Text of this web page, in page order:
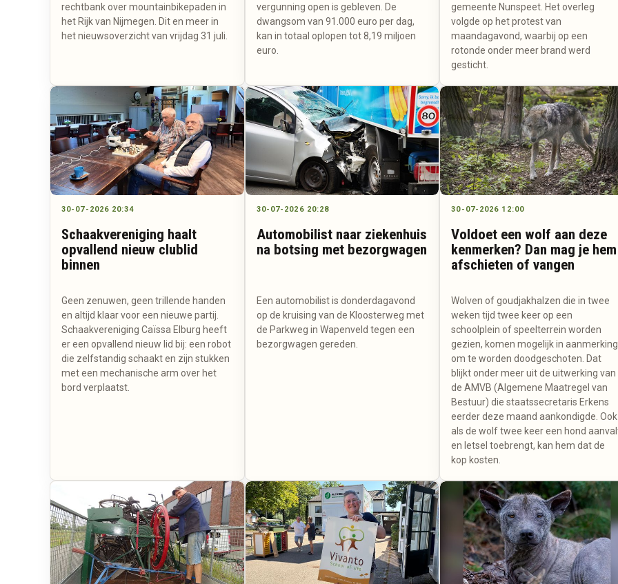
rechtbank over mountainbikepaden in
het Rijk van Nijmegen. Dit en meer in
het nieuwsoverzicht van vrijdag 31 juli.
vergunning open is gebleven. De
dwangsom van 91.000 euro per dag,
kan in totaal oplopen tot 8,19 miljoen
euro.
gemeente Nunspeet. Het overleg
volgde op het protest van
maandagavond, waarbij op een
rotonde onder meer brand werd
gesticht.
30-07-2026 20:34
Schaakvereniging haalt
opvallend nieuw clublid
binnen
Geen zenuwen, geen trillende handen
en altijd klaar voor een nieuwe partij.
Schaakvereniging Caïssa Elburg heeft
er een opvallend nieuw lid bij: een robot
die zelfstandig schaakt en zijn stukken
met een mechanische arm over het
bord verplaatst.
30-07-2026 20:28
Automobilist naar ziekenhuis
na botsing met bezorgwagen
Een automobilist is donderdagavond
op de kruising van de Kloosterweg met
de Parkweg in Wapenveld tegen een
bezorgwagen gereden.
30-07-2026 12:00
Voldoet een wolf aan deze
kenmerken? Dan mag je hem
afschieten of vangen
Wolven of goudjakhalzen die in twee
weken tijd twee keer op een
schoolplein of speelterrein worden
gezien, komen mogelijk in aanmerking
om te worden doodgeschoten. Dat
blijkt onder meer uit de uitwerking van
de AMVB (Algemene Maatregel van
Bestuur) die staatssecretaris Erkens
eerder deze maand aankondigde. Ook
als de wolf twee keer een hond
en letsel toebrengt, kan hem dat de
kop kosten.